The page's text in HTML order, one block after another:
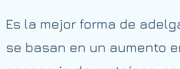
Es la mejor forma de
se basan en un aumento